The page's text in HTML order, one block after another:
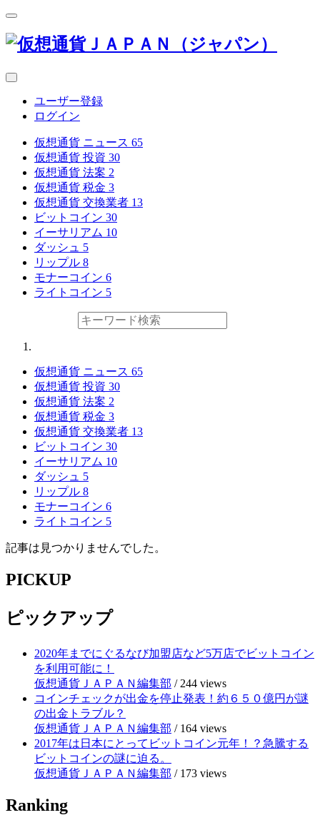
ユーザー登録
ログイン
仮想通貨 ニュース 65
仮想通貨 投資 30
仮想通貨 法案 2
仮想通貨 税金 3
仮想通貨 交換業者 13
ビットコイン 30
イーサリアム 10
ダッシュ 5
リップル 8
モナーコイン 6
ライトコイン 5
仮想通貨 ニュース 65
仮想通貨 投資 30
仮想通貨 法案 2
仮想通貨 税金 3
仮想通貨 交換業者 13
ビットコイン 30
イーサリアム 10
ダッシュ 5
リップル 8
モナーコイン 6
ライトコイン 5
記事は見つかりませんでした。
PICKUP
ピックアップ
2020年までにぐるなび加盟店など5万店でビットコイン
を利用可能に！
仮想通貨ＪＡＰＡＮ編集部 / 244 views
コインチェックが出金を停止発表！約６５０億円が謎
の出金トラブル？
仮想通貨ＪＡＰＡＮ編集部 / 164 views
2017年は日本にとってビットコイン元年！？急騰する
ビットコインの謎に迫る。
仮想通貨ＪＡＰＡＮ編集部 / 173 views
Ranking